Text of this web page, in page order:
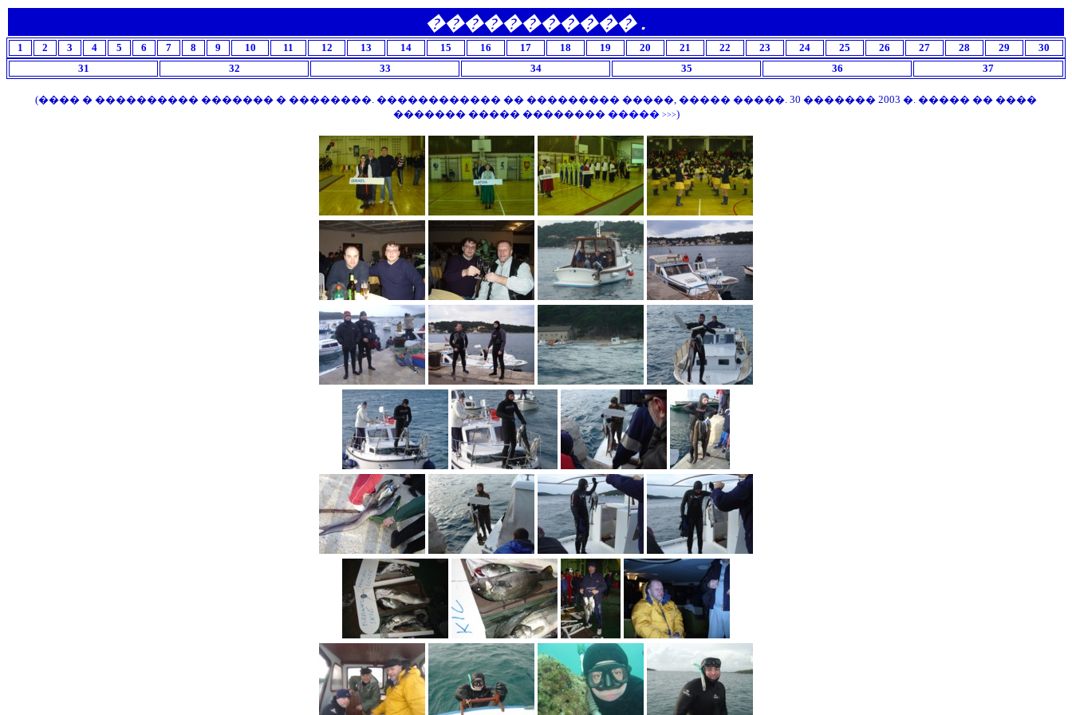
����������� .
1 2 3 4 5 6 7 8 9 10 11 12 13 14 15 16 17 18 19 20 21 22 23 24 25 26 27 28 29
30
31
32 33 34 35 36 37
(���� � ���������� ������� � ��������. ������������ �� ��������� �����, ����� �����. 30 ������� 2003 �. ����� �� ����
������� ����� �������������>>>)